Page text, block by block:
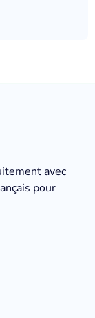
avec
pour